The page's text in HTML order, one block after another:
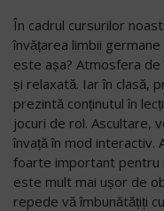
În cadrul cursurilor
învățarea limbii
este așa? Atmosfera
și relaxată. Iar în clasă,
prezintă conținutul în
jocuri de rol. Ascultare,
învață în mod interactiv.
foarte important pentru
este mult mai ușor de
repede vă îmbunătățiți